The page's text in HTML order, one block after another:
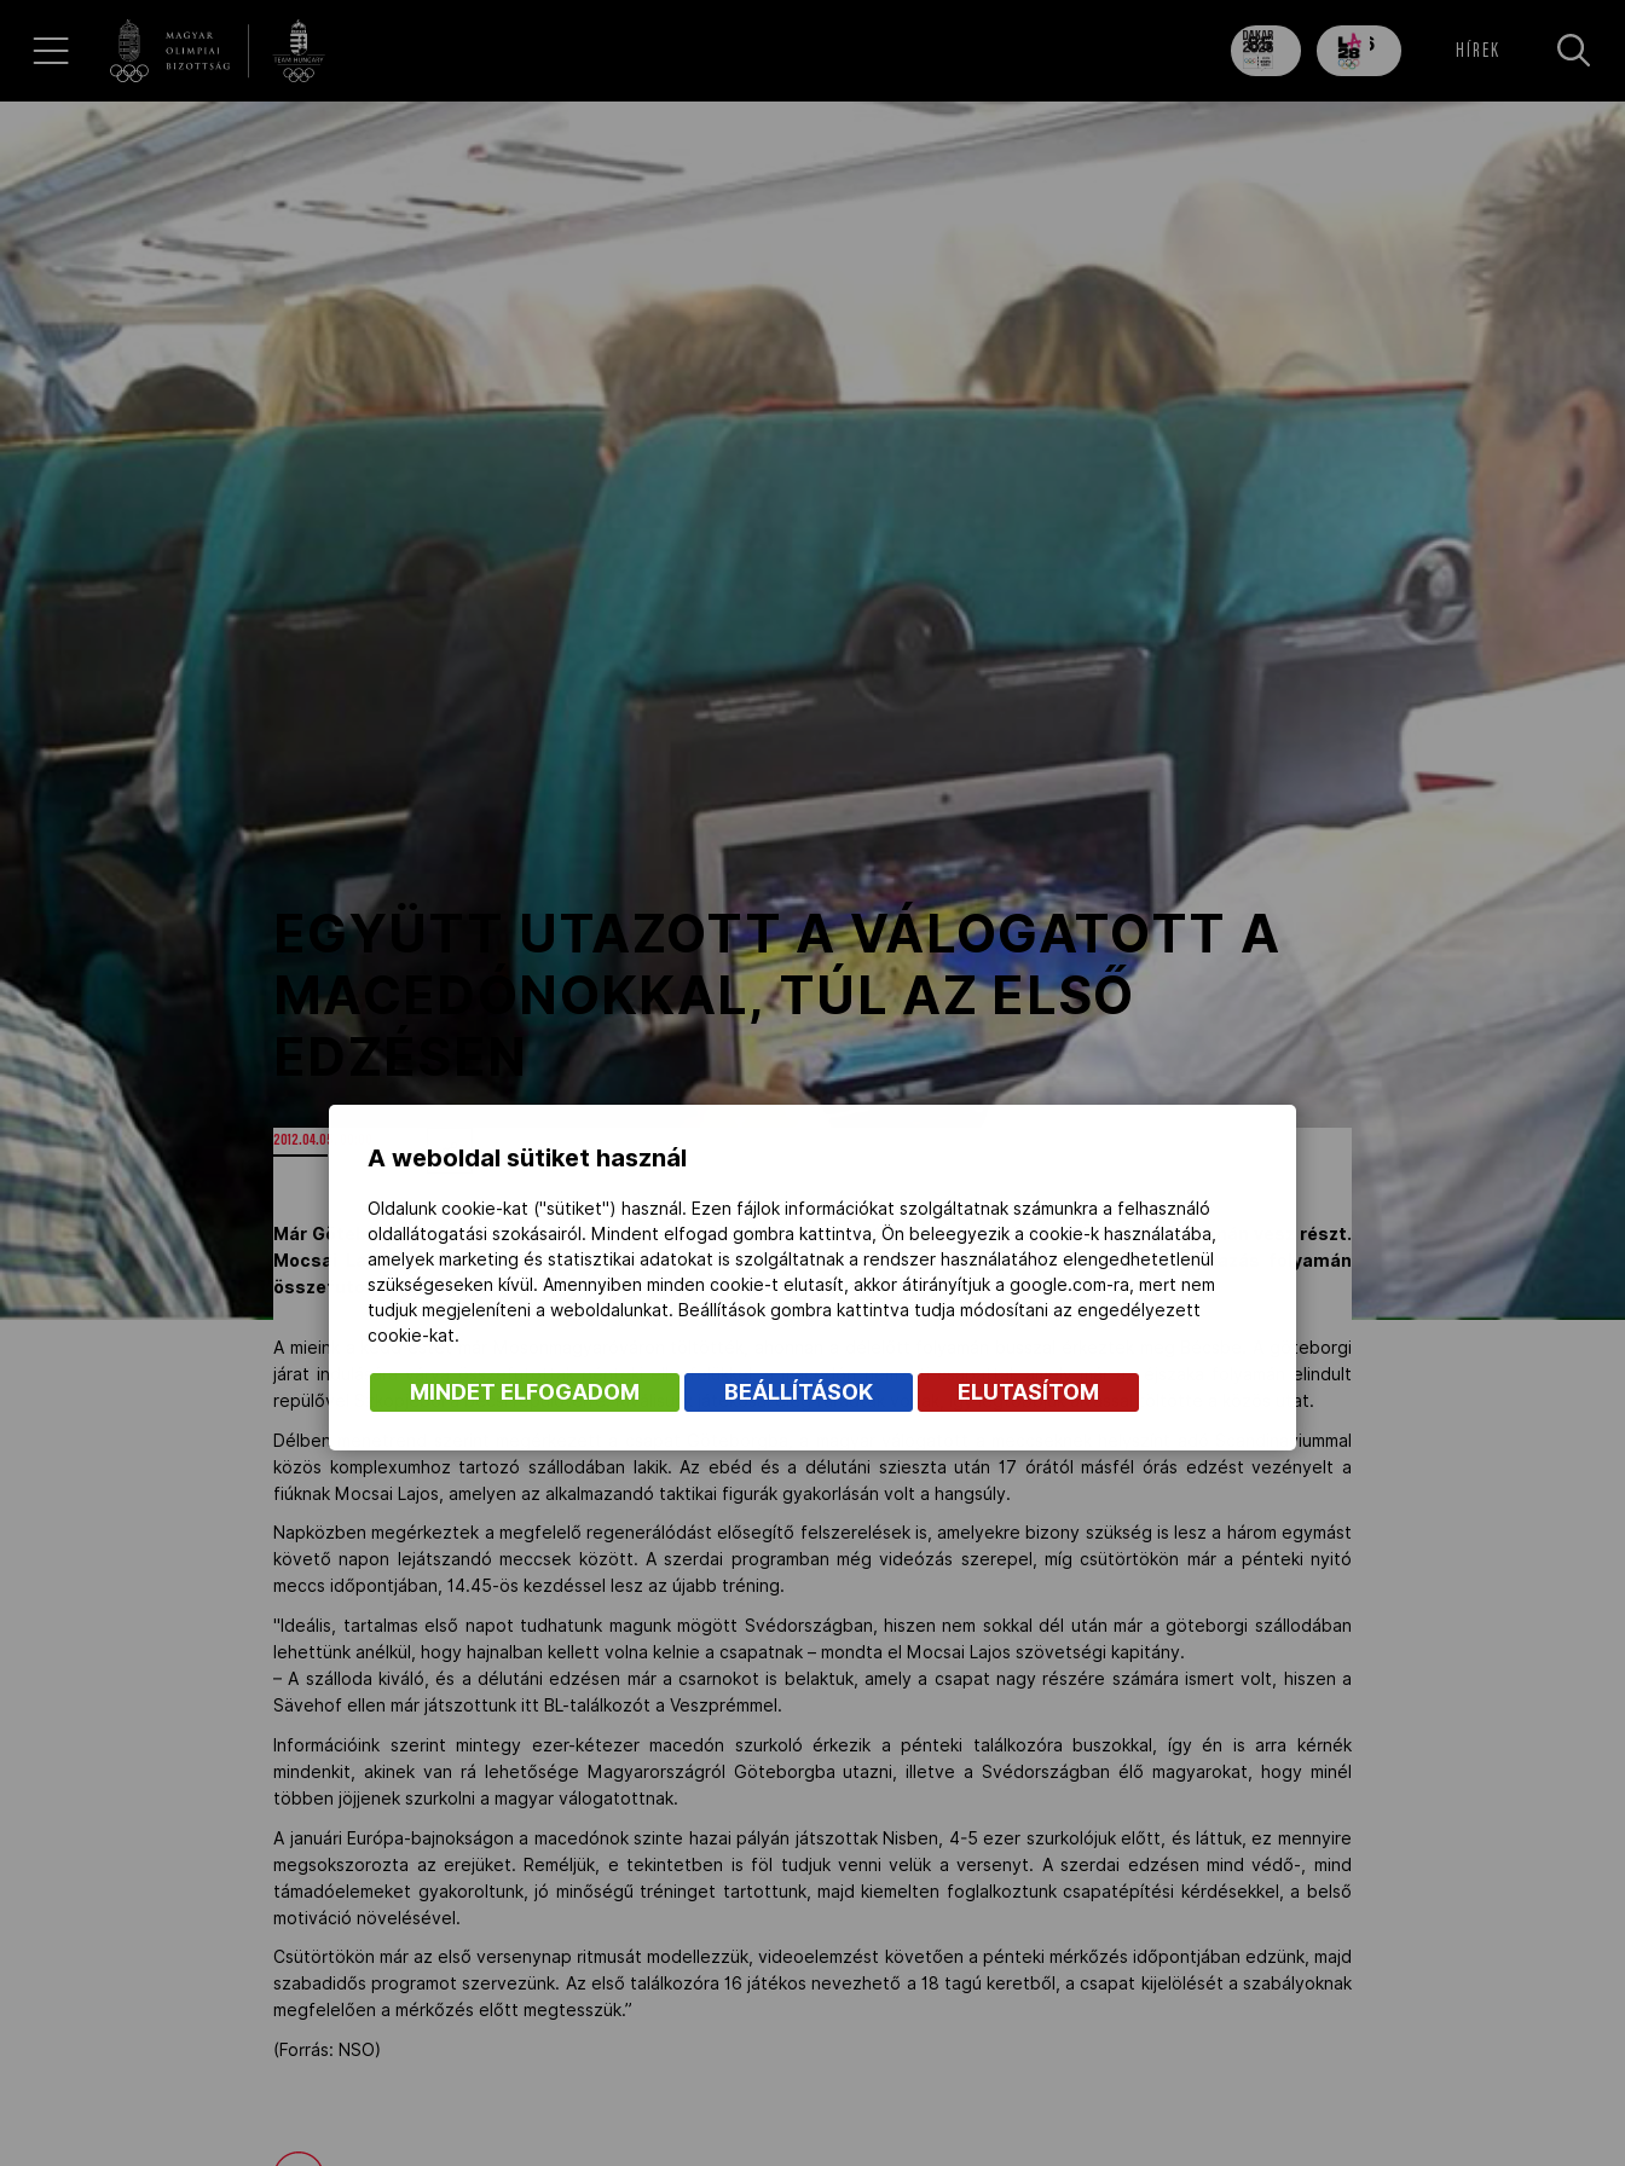
Hírek
Dakar 2026
Los Angeles 2028
NOB
Adatbank
85
nap
706
nap HÍREK
EGYÜTT UTAZOTT A VÁLOGATOTT A
MACEDÓNOKKAL, TÚL AZ ELSŐ
EDZÉSEN
2012.04.05. 00:00
Már Göteborgban van a magyar férfi kézilabda-válogatott, ahol péntektől vasárnapig olimpiai selejtezőtornán vesz részt.
Mocsai Lajos az első edzést is megtartotta a meccsek helyszínén, a macedónokkal pedig már az utazás folyamán
összefutottak a fiúk.
A mieink a kedd estét már Mosonmagyaróváron töltötték, ahonnan a délelőtt folyamán busszal érkeztek meg Bécsbe. A göteborgi
járat indulására várva összefutottak pénteki ellenfelükkel, a macedón nemzeti csapattal, amely már az éjszaka folyamán elindult
repülővel Szkopjéból a bécsi repülőtérre. Riválisunk játékosai elég fáradtak voltak, így legtöbbjük alvással töltötte a közös utat.
Délben menetrend szerint megérkezett a csapat Göteborgba, a magyar válogatott a meccseknek helyszínt adó Scandinaviummal
közös komplexumhoz tartozó szállodában lakik. Az ebéd és a délutáni szieszta után 17 órától másfél órás edzést vezényelt a
fiúknak Mocsai Lajos, amelyen az alkalmazandó taktikai figurák gyakorlásán volt a hangsúly.
Napközben megérkeztek a megfelelő regenerálódást elősegítő felszerelések is, amelyekre bizony szükség is lesz a három egymást
követő napon lejátszandó meccsek között. A szerdai programban még videózás szerepel, míg csütörtökön már a pénteki nyitó
meccs időpontjában, 14.45-ös kezdéssel lesz az újabb tréning.
"Ideális, tartalmas első napot tudhatunk magunk mögött Svédországban, hiszen nem sokkal dél után már a göteborgi szállodában
lehettünk anélkül, hogy hajnalban kellett volna kelnie a csapatnak – mondta el Mocsai Lajos szövetségi kapitány.
– A szálloda kiváló, és a délutáni edzésen már a csarnokot is belaktuk, amely a csapat nagy részére számára ismert volt, hiszen a
Sävehof ellen már játszottunk itt BL-találkozót a Veszprémmel.
Információink szerint mintegy ezer-kétezer macedón szurkoló érkezik a pénteki találkozóra buszokkal, így én is arra kérnék
mindenkit, akinek van rá lehetősége Magyarországról Göteborgba utazni, illetve a Svédországban élő magyarokat, hogy minél
többen jöjjenek szurkolni a magyar válogatottnak.
A januári Európa-bajnokságon a macedónok szinte hazai pályán játszottak Nisben, 4-5 ezer szurkolójuk előtt, és láttuk, ez mennyire
megsokszorozta az erejüket. Reméljük, e tekintetben is föl tudjuk venni velük a versenyt. A szerdai edzésen mind védő-, mind
támadóelemeket gyakoroltunk, jó minőségű tréninget tartottunk, majd kiemelten foglalkoztunk csapatépítési kérdésekkel, a belső
motiváció növelésével.
Csütörtökön már az első versenynap ritmusát modellezzük, videoelemzést követően a pénteki mérkőzés időpontjában edzünk, majd
szabadidős programot szervezünk. Az első találkozóra 16 játékos nevezhető a 18 tagú keretből, a csapat kijelölését a szabályoknak
megfelelően a mérkőzés előtt megtesszük.”
(Forrás: NSO)
A weboldal sütiket használ
Oldalunk cookie-kat ("sütiket") használ. Ezen fájlok információkat szolgáltatnak számunkra a felhasználó
oldallátogatási szokásairól. Mindent elfogad gombra kattintva, Ön beleegyezik a cookie-k használatába,
amelyek marketing és statisztikai adatokat is szolgáltatnak a rendszer használatához elengedhetetlenül
szükségeseken kívül. Amennyiben minden cookie-t elutasít, akkor átirányítjuk a google.com-ra, mert nem
tudjuk megjeleníteni a weboldalunkat. Beállítások gombra kattintva tudja módosítani az engedélyezett
cookie-kat.
MINDET ELFOGADOM BEÁLLÍTÁSOK ELUTASÍTOM